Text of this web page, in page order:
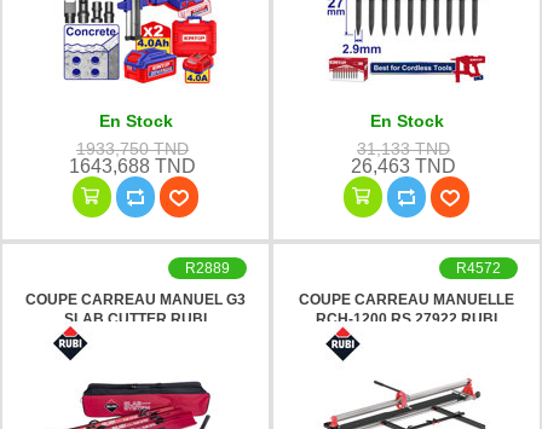
En Stock
1933,750 TND
1643,688 TND
En Stock
31,133 TND
26,463 TND
COUPE CARREAU MANUEL G3
SLAB CUTTER RUBI
R2889
COUPE CARREAU MANUELLE
RCH-1200 RS 27922 RUBI
R4572